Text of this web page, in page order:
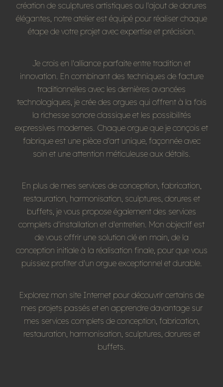
création de sculptures artistiques ou l'ajout de dorures
élégantes, notre atelier est équipé pour réaliser chaque
étape de votre projet avec expertise et précision.
Je crois en l'alliance parfaite entre tradition et
innovation. En combinant des techniques de facture
traditionnelles avec les dernières avancées
technologiques, je crée des orgues qui offrent à la fois
la richesse sonore classique et les possibilités
expressives modernes. Chaque orgue que je conçois et
fabrique est une pièce d'art unique, façonnée avec
soin et une attention méticuleuse aux détails.
En plus de mes services de conception, fabrication,
restauration, harmonisation, sculptures, dorures et
buffets, je vous propose également des services
complets d'installation et d'entretien. Mon objectif est
de vous offrir une solution clé en main, de la
conception initiale à la réalisation finale, pour que vous
puissiez profiter d'un orgue exceptionnel et durable.
Explorez mon site Internet pour découvrir certains de
mes projets passés et en apprendre davantage sur
mes services complets de conception, fabrication,
restauration, harmonisation, sculptures, dorures et
buffets.